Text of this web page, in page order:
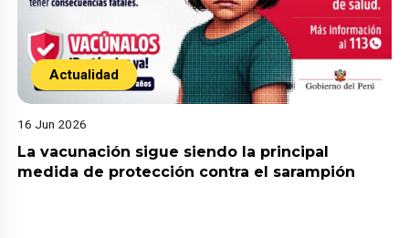
Actualidad
16 Jun 2026
La vacunación sigue siendo la principal
medida de protección contra el sarampión